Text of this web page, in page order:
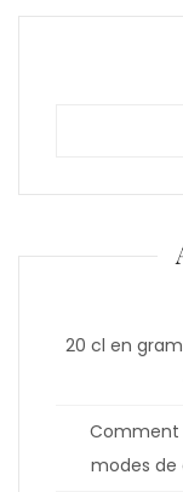
20 cl en
Comment
modes